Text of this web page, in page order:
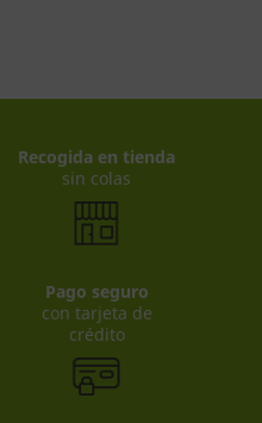
Recogida en tienda
sin colas
Pago seguro
con tarjeta de
crédito